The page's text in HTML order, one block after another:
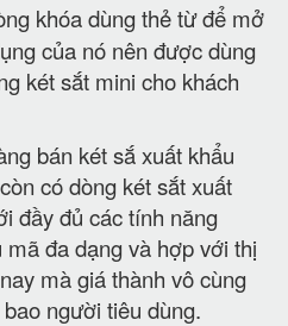
khóa dùng thẻ từ để mở
của nó nên được dùng
két sắt mini cho khách
bán két sắ xuất khẩu
có dòng két sắt xuất
đầy đủ các tính năng
đa dạng và hợp với thị
mà giá thành vô cùng
người tiêu dùng.